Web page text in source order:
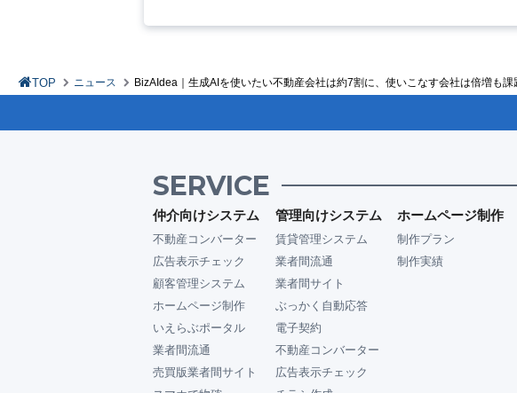
TOP ニュース BizAIdea｜生成AIを使いたい不動産会社は約7割に、使いこなす会社は倍増も課
SERVICE
仲介向けシステム
不動産コンバーター
広告表示チェック
顧客管理システム
ホームページ制作
いえらぶポータル
業者間流通
売買版業者間サイト
管理向けシステム
賃貸管理システム
業者間流通
業者間サイト
ぶっかく自動応答
電子契約
不動産コンバーター
広告表示チェック
ホームページ制作
制作プラン
制作実績